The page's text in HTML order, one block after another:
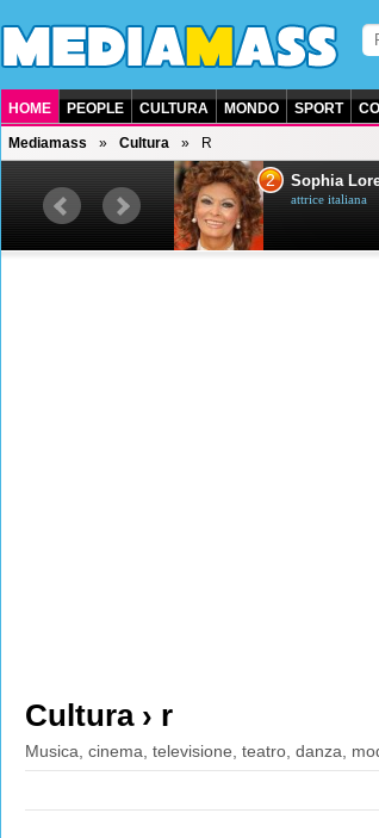
HOME PEOPLE CULTURA MONDO SPORT
Mediamass Cultura R
2 Sophia
attrice italiana
Cultura › r
Musica, cinema, televisione, teatro, danza,